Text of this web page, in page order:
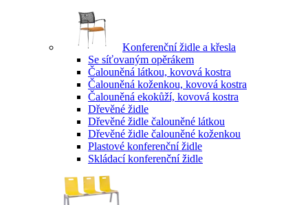
Konferenční židle a křesla
Se síťovaným opěrákem
Čalouněná látkou, kovová kostra
Čalouněná koženkou, kovová kostra
Čalouněná ekokůží, kovová kostra
Dřevěné židle
Dřevěné židle čalouněné látkou
Dřevěné židle čalouněné koženkou
Plastové konferenční židle
Skládací konferenční židle